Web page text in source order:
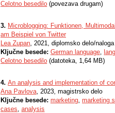
Celotno besedilo (povezava drugam)
3. Microblogging: Funktionen,
am Beispiel von Twitter
Lea Zupan, 2021, diplomsko delo/naloga
Ključne besede: German language,
Celotno besedilo (datoteka, 1,64 MB)
4. An analysis and implementation of
Ana Pavlova, 2023, magistrsko delo
Ključne besede: marketing, marketing
cases, analysis